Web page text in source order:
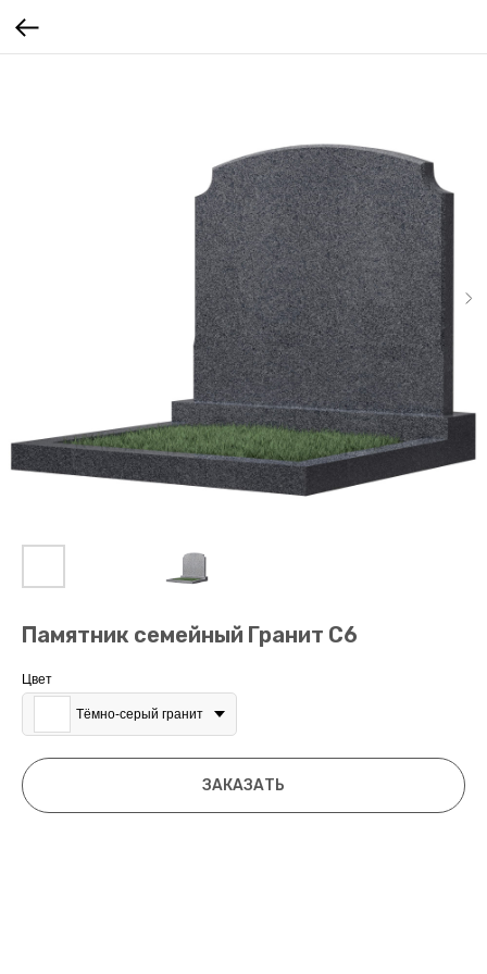
Памятник семейный Гранит С6
Цвет
Тёмно-серый гранит
ЗАКАЗАТЬ